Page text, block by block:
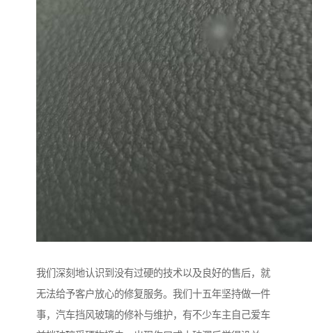
我们深刻地认识到没有过硬的技术以及良好的售后，就
无法给予客户放心的修复服务。我们十五年坚持做一件
事，汽车挡风玻璃的修补与维护，有不少车主自己爱车